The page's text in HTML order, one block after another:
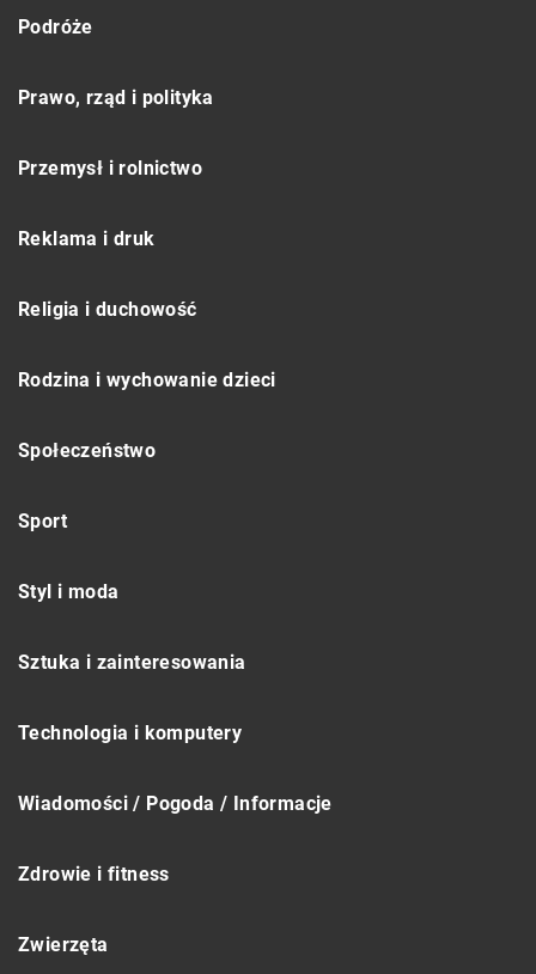
Podróże
Prawo, rząd i polityka
Przemysł i rolnictwo
Reklama i druk
Religia i duchowość
Rodzina i wychowanie dzieci
Społeczeństwo
Sport
Styl i moda
Sztuka i zainteresowania
Technologia i komputery
Wiadomości / Pogoda / Informacje
Zdrowie i fitness
Zwierzęta